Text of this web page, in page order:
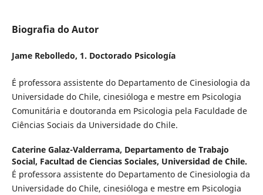
Biografia do Autor
Jame Rebolledo, 1. Doctorado Psicología
É professora assistente do Departamento de Cinesiologia da
Universidade do Chile, cinesióloga e mestre em Psicologia
Comunitária e doutoranda em Psicologia pela Faculdade de
Ciências Sociais da Universidade do Chile.
Caterine Galaz-Valderrama, Departamento de Trabajo
Social, Facultad de Ciencias Sociales, Universidad de Chile.
É professora assistente do Departamento de Cinesiologia da
Universidade do Chile, cinesióloga e mestre em Psicologia